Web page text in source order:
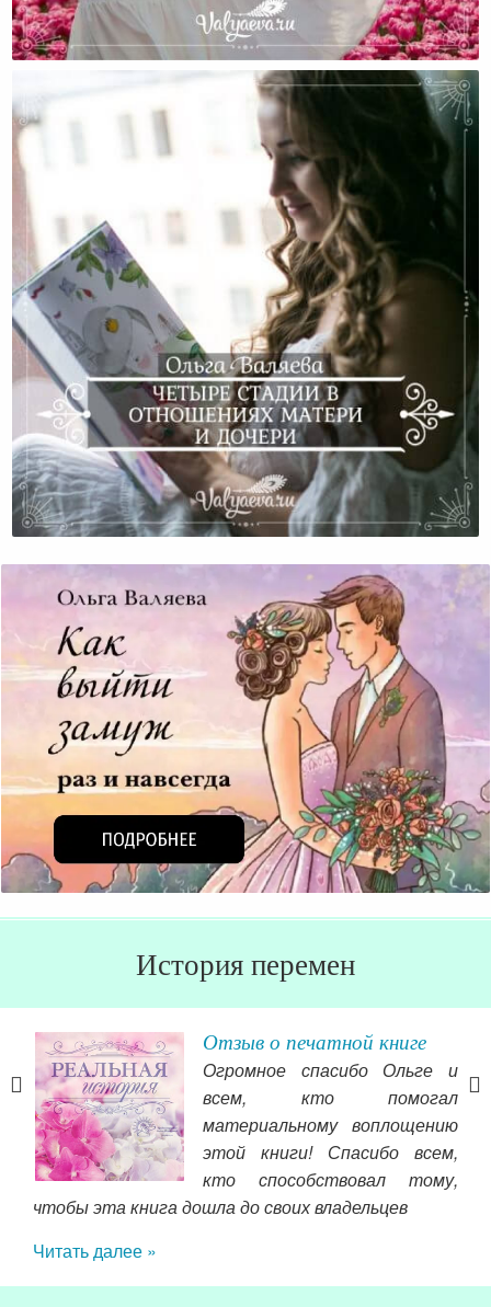
Как Исцелить Нездоровые Отношения С Мамой
Четыре Стадии В Отношениях Матери И Дочери
История перемен
я
Отзыв о печатной книге
Огромное спасибо Ольге и
всем, кто помогал
материальному воплощению
этой книги! Спасибо всем,
кто способствовал тому,
чтобы эта книга дошла до своих владельцев
Читать далее »